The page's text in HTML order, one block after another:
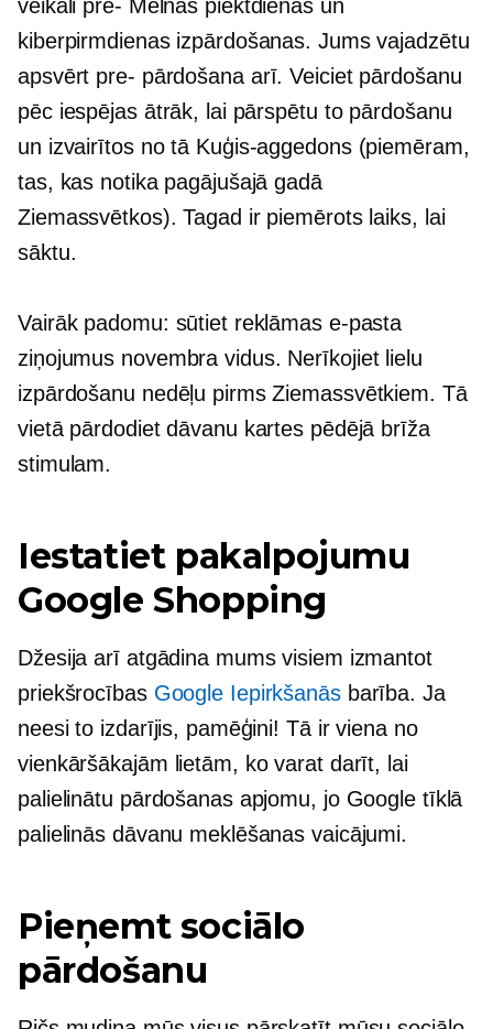
veikali pre- Melnās piektdienas un
kiberpirmdienas izpārdošanas. Jums vajadzētu
apsvērt pre- pārdošana arī. Veiciet pārdošanu
pēc iespējas ātrāk, lai pārspētu to pārdošanu
un izvairītos no tā Kuģis-aggedons(piemēram,
tas, kas notika pagājušajā gadā
Ziemassvētkos). Tagad ir piemērots laiks, lai
sāktu.
Vairāk padomu: sūtiet reklāmas e-pasta
ziņojumus novembra vidus. Nerīkojiet lielu
izpārdošanu nedēļu pirms Ziemassvētkiem. Tā
vietā pārdodiet dāvanu kartes pēdējā brīža
stimulam.
Iestatiet pakalpojumu
Google Shopping
Džesija arī atgādina mums visiem izmantot
priekšrocības Google Iepirkšanāsbarība. Ja
neesi to izdarījis, pamēģini! Tā ir viena no
vienkāršākajām lietām, ko varat darīt, lai
palielinātu pārdošanas apjomu, jo Google tīklā
palielinās dāvanu meklēšanas vaicājumi.
Pieņemt sociālo
pārdošanu